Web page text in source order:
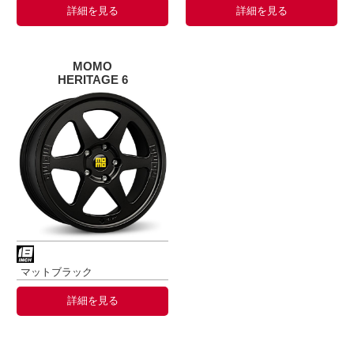
詳細を見る 詳細を見る
MOMO
HERITAGE 6
マットブラック
詳細を見る